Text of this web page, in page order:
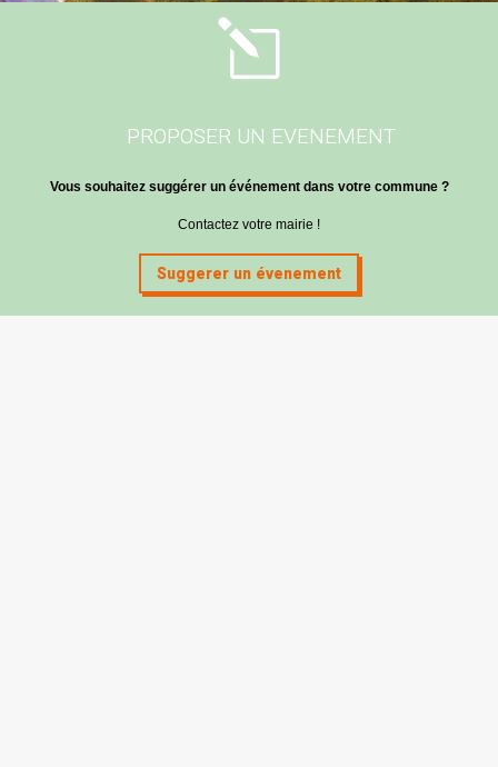
l
PROPOSER UN EVENEMENT
Vous souhaitez suggérer un événement dans votre commune ?
Contactez votre mairie !
Suggerer un évenement